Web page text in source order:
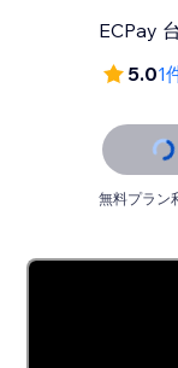
ECPay
5.01
無料プラン